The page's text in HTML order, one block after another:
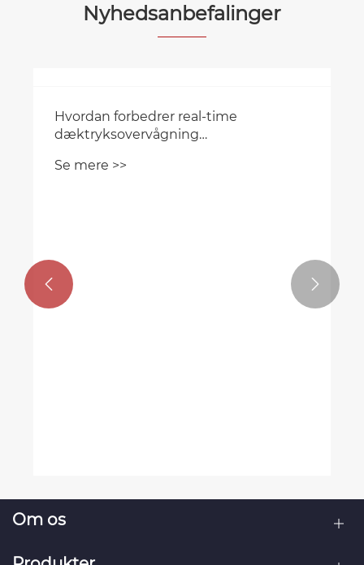
Nyhedsanbefalinger
Hvordan forbedrer real-time
 
Om os